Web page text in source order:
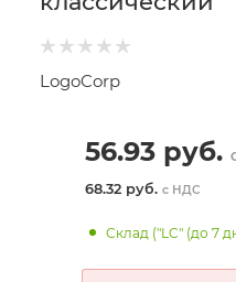
LogoCorp
56.93руб.
68.32 руб. с НДС
Склад ("LC" (до 7